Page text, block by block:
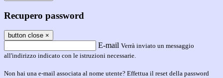
Recupero password
button close ×
E-mail Verrà inviato un messaggio
all'indirizzo indicato con le istruzioni necessarie.
Non hai una e-mail associata al nome utente? Effettua il reset della password